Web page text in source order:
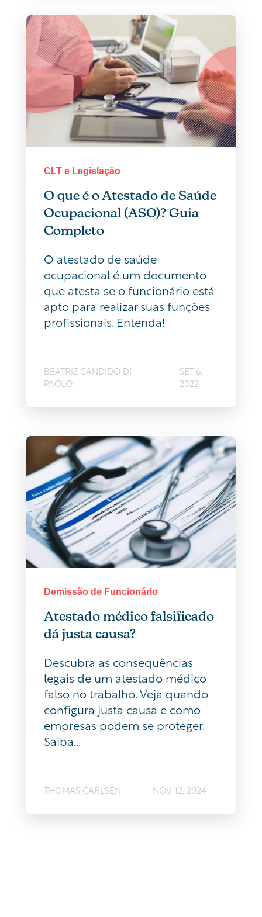
CLT e Legislação
O que é o Atestado de Saúde
Ocupacional (ASO)? Guia
Completo
O atestado de saúde
ocupacional é um documento
que atesta se o funcionário está
apto para realizar suas funções
profissionais. Entenda!
BEATRIZ CANDIDO DI
PAOLO
SET 6,
2022
Demissão de Funcionário
Atestado médico falsificado
dá justa causa?
Descubra as consequências
legais de um atestado médico
falso no trabalho. Veja quando
configura justa causa e como
empresas podem se proteger.
Saiba...
THOMAS CARLSEN NOV 12, 2024